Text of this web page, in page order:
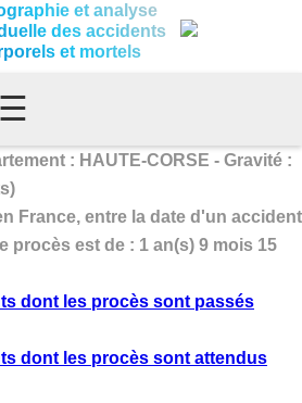
et analyse
des accidents
et mortels
☰
: HAUTE-CORSE - Gravité :
France, entre la date d'un accident
procès est de : 1 an(s) 9 mois 15